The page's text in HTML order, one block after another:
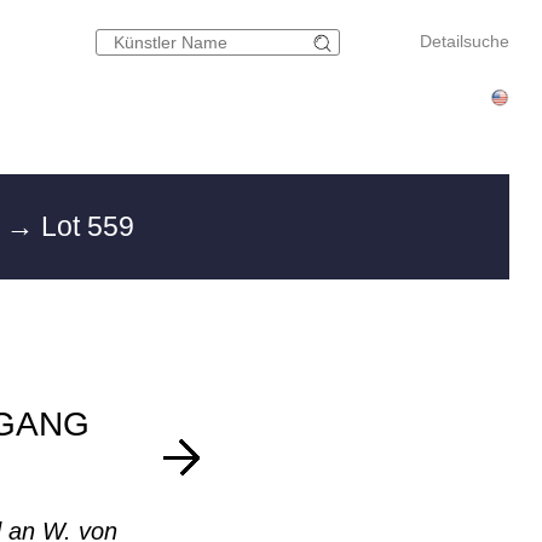
Detailsuche
→ Lot 559
an W. von